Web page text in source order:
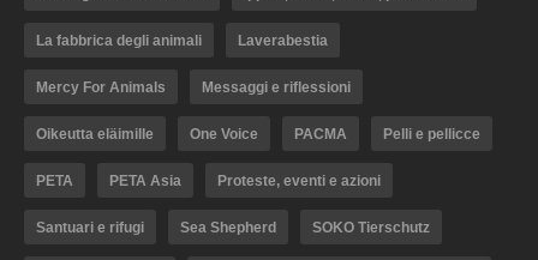
La fabbrica degli animali Laverabestia
Mercy For Animals Messaggi e riflessioni
Oikeutta eläimille One Voice PACMA Pelli e pellicce
PETA PETA Asia Proteste, eventi e azioni
Santuari e rifugi Sea Shepherd SOKO Tierschutz